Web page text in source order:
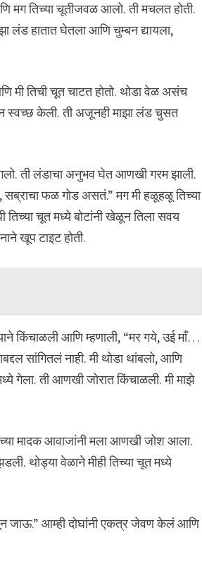
मग तिच्या चूतीजवळ आलो. ती मचलत होती.
लंड हातात घेतला आणि चुम्बन द्यायला,
मी तिची चूत चाटत होतो. थोडा वेळ असंच
स्वच्छ केली. ती अजूनही माझा लंड चुसत
ती लंडाचा अनुभव घेत आणखी गरम झाली.
सब्राचा फळ गोड असतं.” मग मी हळूहळू तिच्या
चूत मध्ये बोटांनी खेळून तिला सवय
खूप टाइट होती.
किंचाळली आणि म्हणाली, “मर गये, उई माँ…
सांगितलं नाही. मी थोडा थांबलो, आणि
गेला. ती आणखी जोरात किंचाळली. मी माझे
मादक आवाजांनी मला आणखी जोश आला.
थोड्या वेळाने मीही तिच्या चूत मध्ये
जाऊ.” आम्ही दोघांनी एकत्र जेवण केलं आणि